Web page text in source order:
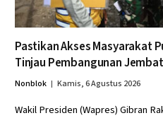
Pastikan Akses Masyarakat
Tinjau Pembangunan
Nonblok Kamis, 6 Agustus 2026
Wakil Presiden (Wapres) Gibran